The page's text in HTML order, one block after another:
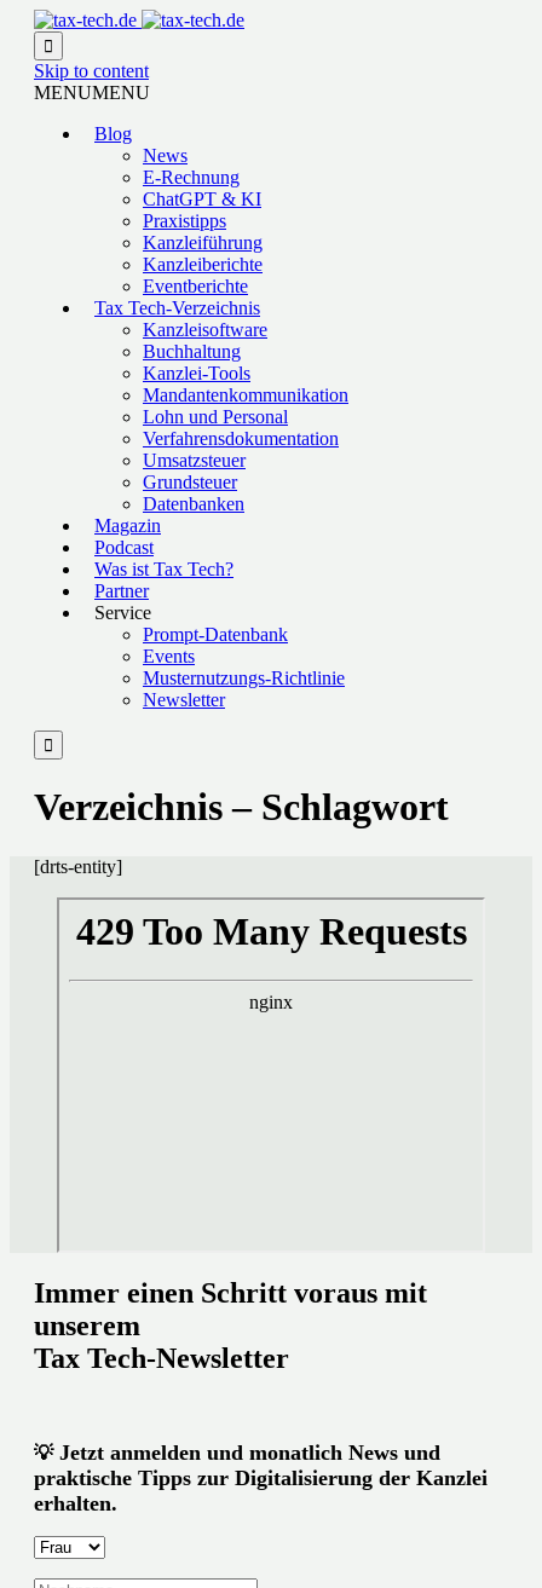

Skip to content
MENUMENU
Blog
News
E-Rechnung
ChatGPT & KI
Praxistipps
Kanzleiführung
Kanzleiberichte
Eventberichte
Tax Tech-Verzeichnis
Kanzleisoftware
Buchhaltung
Kanzlei-Tools
Mandantenkommunikation
Lohn und Personal
Verfahrensdokumentation
Umsatzsteuer
Grundsteuer
Datenbanken
Magazin
Podcast
Was ist Tax Tech?
Partner
Service
Prompt-Datenbank
Events
Musternutzungs-Richtlinie
Newsletter

Verzeichnis – Schlagwort
[drts-entity]
Immer einen Schritt voraus mit
unserem
Tax Tech-Newsletter
💡Jetzt anmelden und monatlich News und
praktische Tipps zur Digitalisierung der Kanzlei
erhalten.